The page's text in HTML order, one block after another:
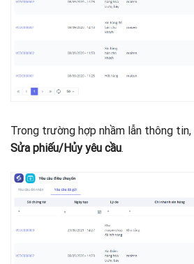
Trong trường hợp nhầm lẫn thông
Sửa phiếu/Hủy yêu cầu.